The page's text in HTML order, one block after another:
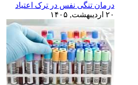
درمان تنگی نفس در ترک اعتیاد
۲۰ اردیبهشت, ۱۴۰۵